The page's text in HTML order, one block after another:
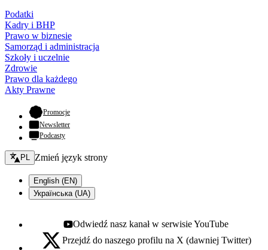
Podatki
Kadry i BHP
Prawo w biznesie
Samorząd i administracja
Szkoły i uczelnie
Zdrowie
Prawo dla każdego
Akty Prawne
Promocje- otwiera się w nowej karcie
Newsletter
Podcasty
Zmień język - bieżący:
PL Zmień język strony
English (EN)
Українська (UA)
Youtube - otwiera się w nowej karcie
Odwiedź nasz kanał w serwisie YouTube
X - otwiera się w nowej karcie
Przejdź do naszego profilu na X (dawniej Twitter)